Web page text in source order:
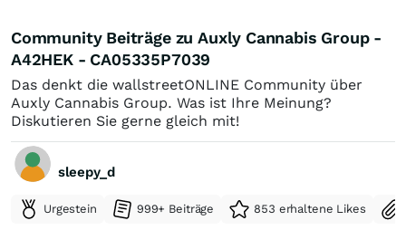
Community Beiträge zu Auxly Cannabis Group -
A42HEK - CA05335P7039
Das denkt die wallstreetONLINE Community über
Auxly Cannabis Group. Was ist Ihre Meinung?
Diskutieren Sie gerne gleich mit!
sleepy_d
Urgestein 999+ Beiträge 853 erhaltene Likes